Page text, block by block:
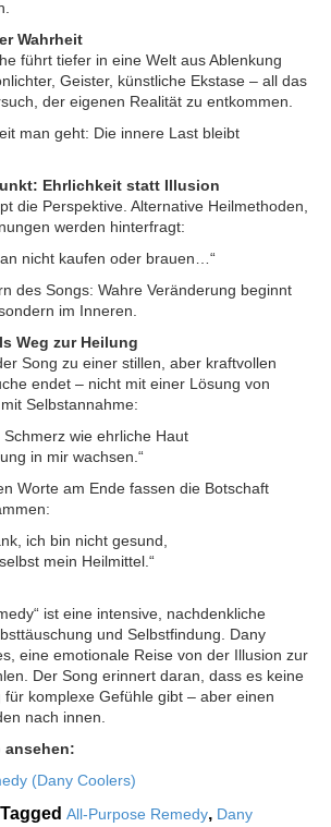
Wahrheit
führt tiefer in eine Welt aus Ablenkung
Geister, künstliche Ekstase – all das
der eigenen Realität zu entkommen.
man geht: Die innere Last bleibt
Ehrlichkeit statt Illusion
die Perspektive. Alternative Heilmethoden,
werden hinterfragt:
nicht kaufen oder brauen…“
des Songs: Wahre Veränderung beginnt
im Inneren.
Weg zur Heilung
Song zu einer stillen, aber kraftvollen
endet – nicht mit einer Lösung von
Selbstannahme:
Schmerz wie ehrliche Haut
in mir wachsen.“
Worte am Ende fassen die Botschaft
ich bin nicht gesund,
mein Heilmittel.“
ist eine intensive, nachdenkliche
und Selbstfindung. Dany
eine emotionale Reise von der Illusion zur
Der Song erinnert daran, dass es keine
komplexe Gefühle gibt – aber einen
nach innen.
ansehen:
(Dany Coolers)
Tagged All-Purpose Remedy, Dany